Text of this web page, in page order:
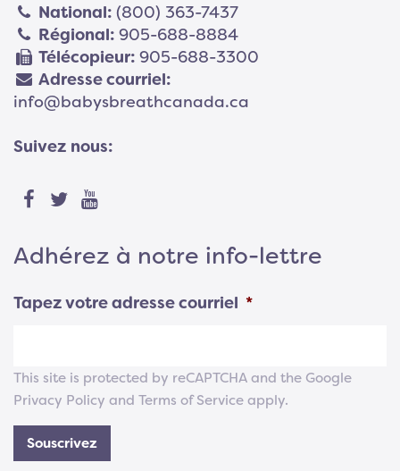
National: (800) 363-7437
Régional: 905-688-8884
Télécopieur: 905-688-3300
Adresse courriel:
info@babysbreathcanada.ca
Suivez nous:
Adhérez à notre info-lettre
Tapez votre adresse courriel *
This site is protected by reCAPTCHA and the Google
Privacy Policy and Terms of Service apply.
Souscrivez